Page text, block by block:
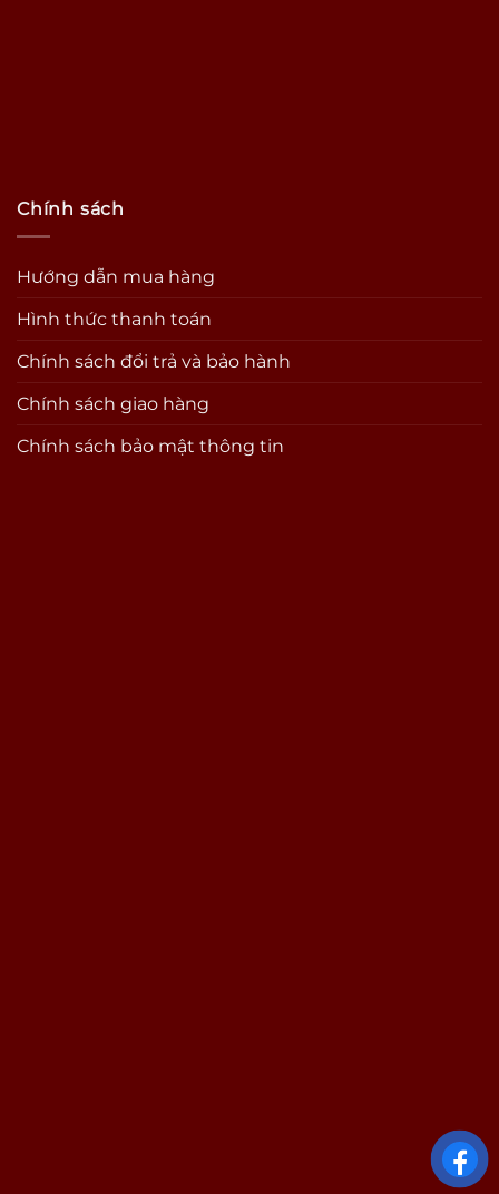
Chính sách
Hướng dẫn mua hàng
Hình thức thanh toán
Chính sách đổi trả và bảo hành
Chính sách giao hàng
Chính sách bảo mật thông tin